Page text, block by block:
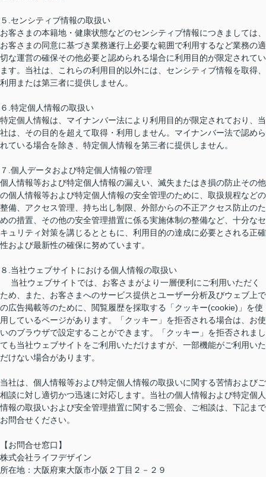
５.センシティブ情報の取扱い
お客さまの本籍地・健康状態などのセンシティブ情報につきましては、
お客さまの同意に基づき業務遂行上必要な範囲で利用するなど業務の適
切な運営の確保その他必要と認められる場合に利用目的が限定されてい
ます。当社は、これらの利用目的以外には、センシティブ情報を取得、
利用または第三者に提供しません。
６.特定個人情報の取扱い
特定個人情報は、マイナンバー法により利用目的が限定されており、当
社は、その目的を超えて取得・利用しません。マイナンバー法で認めら
れている場合を除き、特定個人情報を第三者に提供しません。
７.個人データおよび特定個人情報の管理
個人情報等および特定個人情報の漏えい、滅失またはき損の防止その他
の個人情報等および特定個人情報の安全管理のために、取扱規程などの
整備、アクセス管理、持ち出し制限、外部からの不正アクセス防止のた
めの措置、その他の安全管理措置に係る実施体制の整備など、十分なセ
キュリティ対策を講じるとともに、利用目的の達成に必要とされる正確
性および最新性の確保に努めています。
８.当社ウェブサイトにおける個人情報の取扱い
当社ウェブサイトでは、お客さまがより一層便利にご利用いただく
ため、また、お客さまへのサービス提供とユーザー分析及びウェブ上で
の広告掲載等のために、閲覧履歴を採取する「クッキー(cookie)」を使
用しているページがあります。「クッキー」を拒否される場合は、お使
いのブラウザで設定することができます。「クッキー」を拒否されまし
ても当社ウェブサイトをご利用いただけますが、一部機能がご利用いた
だけない場合があります。
当社は、個人情報等および特定個人情報の取扱いに関する苦情およびご
相談に対し適切かつ迅速に対応します。当社の個人情報および特定個人
情報の取扱いおよび安全管理措置に関するご照会、ご相談は、下記まで
お問合せください。
【お問合せ窓口】
株式会社ライフデザイン
所在地：大阪府東大阪市小阪２丁目２－２９